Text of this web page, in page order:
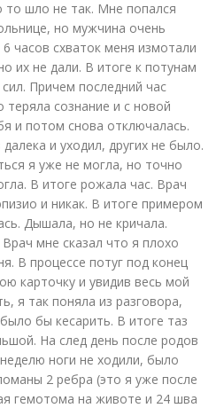
шло не так. Мне попался
но мужчина очень
часов схваток меня измотали
их не дали. В итоге к потунам
Причем последний час
теряла сознание и с новой
и потом снова отключалась.
и уходил, других не было.
я уже не могла, но точно
В итоге рожала час. Врач
и никак. В итоге примером
Дышала, но не кричала.
мне сказал что я плохо
В процессе потуг под конец
карточку и увидив весь мой
я так поняла из разговора,
бы кесарить. В итоге таз
На след день после родов
ноги не ходили, было
2 ребра (это я уже после
гемотома на животе и 24 шва